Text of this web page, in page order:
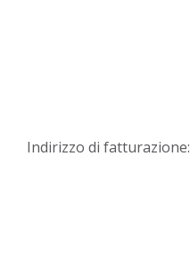
Indirizzo di fatturazione: